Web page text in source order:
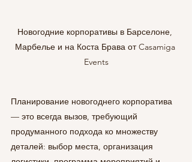
Новогодние корпоративы в Барселоне,
Марбелье и на Коста Брава от Casamiga
Events
Планирование новогоднего корпоратива
— это всегда вызов, требующий
продуманного подхода ко множеству
деталей: выбор места, организация